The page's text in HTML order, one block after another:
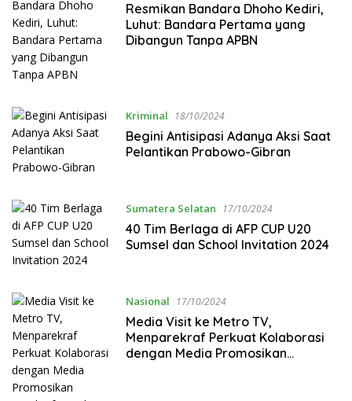
Resmikan Bandara Dhoho Kediri,
Luhut: Bandara Pertama yang
Dibangun Tanpa APBN
Kriminal 18/10/2024
Begini Antisipasi Adanya Aksi Saat
Pelantikan Prabowo-Gibran
Sumatera Selatan 17/10/2024
40 Tim Berlaga di AFP CUP U20
Sumsel dan School Invitation 2024
Nasional 17/10/2024
Media Visit ke Metro TV,
Menparekraf Perkuat Kolaborasi
dengan Media Promosikan